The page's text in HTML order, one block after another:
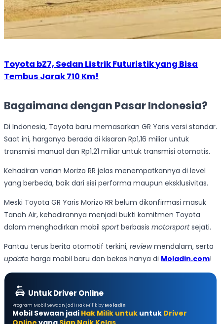
Toyota bZ7, Sedan Listrik Futuristik yang Bisa
Tembus Jarak 710 Km!
Bagaimana dengan Pasar Indonesia?
Di Indonesia, Toyota baru memasarkan GR Yaris versi standar.
Saat ini, harganya berada di kisaran Rp1,16 miliar untuk
transmisi manual dan Rp1,21 miliar untuk transmisi otomatis.
Kehadiran varian Morizo RR jelas menempatkannya di level
yang berbeda, baik dari sisi performa maupun eksklusivitas.
Meski Toyota GR Yaris Morizo RR belum dikonfirmasi masuk
Tanah Air, kehadirannya menjadi bukti komitmen Toyota
dalam menghadirkan mobil sportberbasis motorsportsejati.
Pantau terus berita otomotif terkini, reviewmendalam, serta
update harga mobil baru dan bekas hanya di Moladin.com!
Untuk Driver Online
Program Mobil Sewaan jadi Hak Milik by Moladin
Mobil Sewaan jadi Hak Milik untuk untuk Driver